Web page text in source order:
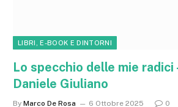
LIBRI, E-BOOK E DINTORNI
Lo specchio delle mie radici
Daniele Giuliano
By Marco De Rosa 6 Ottobre 2025 0